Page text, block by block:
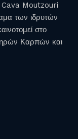
Cava Moutzouri
των ιδρυτών
στο
Καρπών και